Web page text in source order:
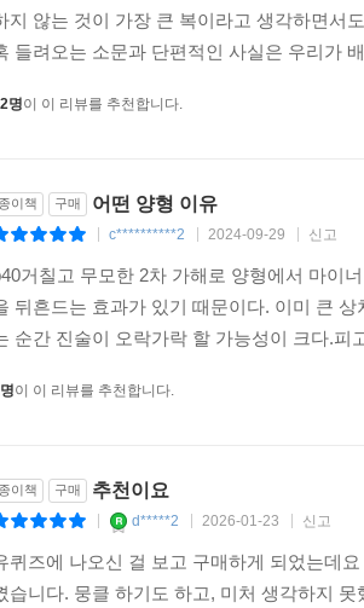
소통”한다. 이런 마음을 품으려면 사람을
다. 저자는 《어떤 양형 이유》에 “법이
지 않는 것이 가장 큰 복이라고 생각하면서
들려오는 소문과 단편적인 사실은 우리가
명이 이 리뷰를 추천합니다.
종이책 구매 어떤 양형 이유
c**********2 2024-09-29 신고
거칠고 무모한 2차 가해로 양형에서 마이
뒤흔드는 효과가 있기 때문이다. 이미 큰
순간 진술이 오락가락 할 가능성이 크다.
이 이 리뷰를 추천합니다.
종이책 구매 추천이요
d*****2 2026-01-23 신고
퀴즈에 나오신 걸 보고 구매하게 되었는데
습니다. 뭉클 하기도 하고, 미처 생각하지